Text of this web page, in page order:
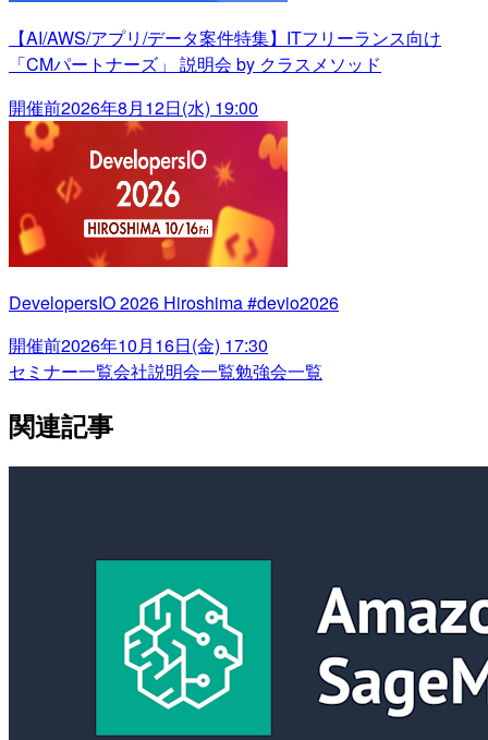
【AI/AWS/アプリ/データ案件特集】ITフリーランス向け
「CMパートナーズ」 説明会 by クラスメソッド
開催前2026年8月12日(水) 19:00
DevelopersIO 2026 Hiroshima #devio2026
開催前2026年10月16日(金) 17:30
セミナー一覧会社説明会一覧勉強会一覧
関連記事